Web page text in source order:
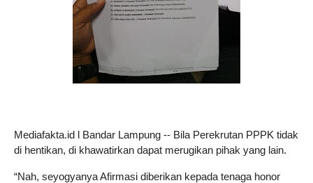
Mediafakta.id l Bandar Lampung -- Bila Perekrutan PPPK tidak
di hentikan, di khawatirkan dapat merugikan pihak yang lain.
“Nah, seyogyanya Afirmasi diberikan kepada tenaga honor